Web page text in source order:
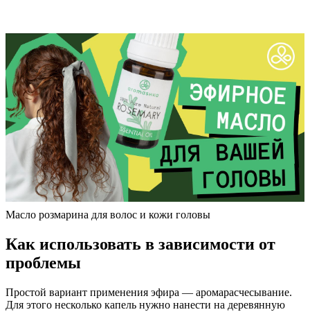
Масло розмарина для волос и кожи головы
Как использовать в зависимости от
проблемы
Простой вариант применения эфира — аромарасчесывание.
Для этого несколько капель нужно нанести на деревянную